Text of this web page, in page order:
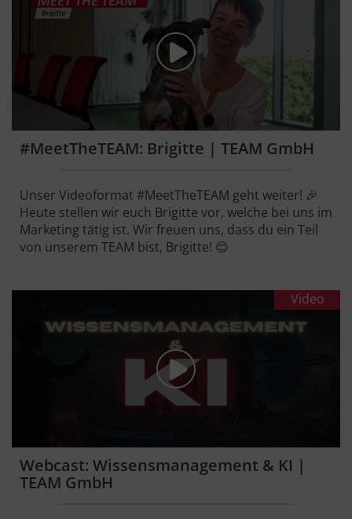
#MeetTheTEAM: Brigitte | TEAM GmbH
Unser Videoformat #MeetTheTEAM geht weiter! 🎉
Heute stellen wir euch Brigitte vor, welche bei uns im
Marketing tätig ist. Wir freuen uns, dass du ein Teil
von unserem TEAM bist, Brigitte! 😊
Video
Webcast: Wissensmanagement & KI |
TEAM GmbH